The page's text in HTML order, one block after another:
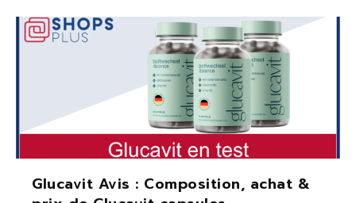
Glucavit Avis : Composition, achat &